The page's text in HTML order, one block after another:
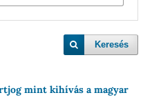
Keresés
mint kihívás a magyar